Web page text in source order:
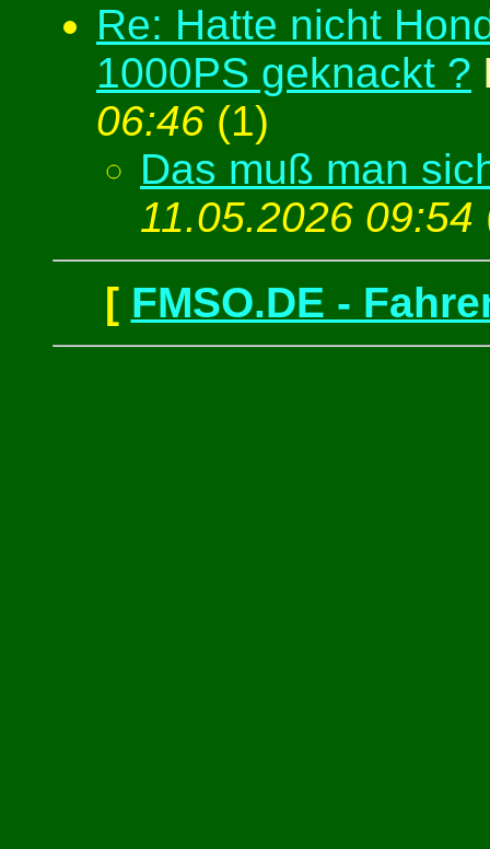
Re: Hatte nicht
1000PS geknackt ?
06:46 (1)
Das muß man
11.05.2026 09:54
[ FMSO.DE -